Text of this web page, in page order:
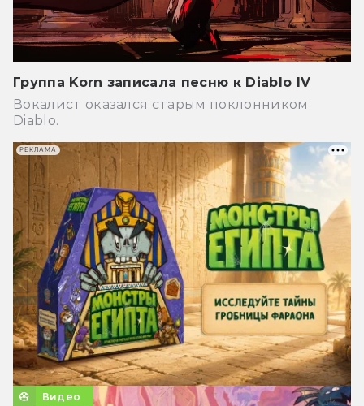
Группа Korn записала песню к Diablo IV
Вокалист оказался старым поклонником
Diablo.
Видео
РЕКЛАМА